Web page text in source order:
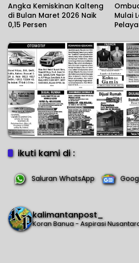
Angka Kemiskinan Kalteng
di Bulan Maret 2026 Naik
0,15 Persen
Mulai
ikuti kami di :
Saluran WhatsApp
kalimantanpost_
Koran Banua - Aspirasi